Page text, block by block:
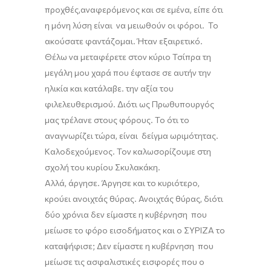
προχθές,αναφερόμενος και σε εμένα, είπε ότι
η μόνη λύση είναι να μειωθούν οι φόροι. Το
ακούσατε φαντάζομαι. Ήταν εξαιρετικό.
Θέλω να μεταφέρετε στον κύριο Τσίπρα τη
μεγάλη μου χαρά που έφτασε σε αυτήν την
ηλικία και κατάλαβε. την αξία του
φιλελευθερισμού. Διότι ως Πρωθυπουργός
μας τρέλανε στους φόρους. Το ότι το
αναγνωρίζει τώρα, είναι δείγμα ωριμότητας.
Καλοδεχούμενος. Τον καλωσορίζουμε στη
σχολή του κυρίου Σκυλακάκη.
Αλλά, άργησε. Άργησε και το κυριότερο,
κρούει ανοιχτάς θύρας. Ανοιχτάς θύρας, διότι
δύο χρόνια δεν είμαστε η κυβέρνηση που
μείωσε το φόρο εισοδήματος και ο ΣΥΡΙΖΑ το
καταψήφισε; Δεν είμαστε η κυβέρνηση που
μείωσε τις ασφαλιστικές εισφορές που ο